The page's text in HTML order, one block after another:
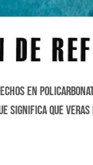
en
significa que veras